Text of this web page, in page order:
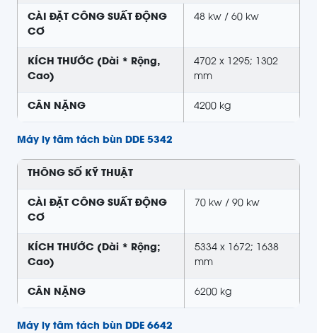
CÀI ĐẶT CÔNG SUẤT ĐỘNG
CƠ
48 kw / 60 kw
KÍCH THƯỚC (Dài * Rộng,
Cao)
4702 x 1295; 1302
mm
CÂN NẶNG 4200 kg
Máy ly tâm tách bùn DDE 5342
THÔNG SỐ KỸ THUẬT
CÀI ĐẶT CÔNG SUẤT ĐỘNG
CƠ
70 kw / 90 kw
KÍCH THƯỚC (Dài * Rộng;
Cao)
5334 x 1672; 1638
mm
CÂN NẶNG 6200 kg
Máy ly tâm tách bùn DDE 6642